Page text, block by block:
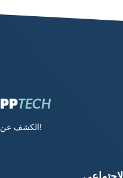
الكشف عن التكنولوجيا!